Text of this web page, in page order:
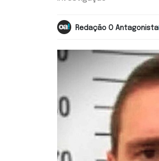
Redação O Antagonista